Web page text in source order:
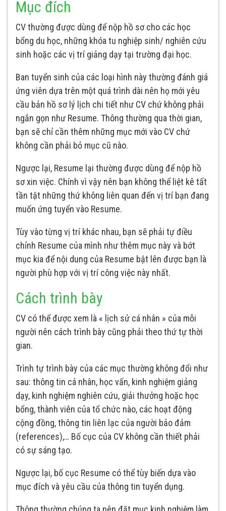
Mục đích
CV thường được dùng để nộp hồ sơ cho các học
bổng du học, những khóa tu nghiệp sinh/ nghiên cứu
sinh hoặc các vị trí giảng dạy tại trường đại học.
Ban tuyển sinh của các loại hình này thường đánh giá
ứng viên dựa trên một quá trình dài nên họ mới yêu
cầu bản hồ sơ lý lịch chi tiết như CV chứ không phải
ngắn gọn như Resume. Thông thường qua thời gian,
bạn sẽ chỉ cần thêm những mục mới vào CV chứ
không cần phải bỏ mục cũ nào.
Ngược lại, Resume lại thường được dùng để nộp hồ
sơ xin việc. Chính vì vậy nên bạn không thể liệt kê tất
tần tật những thứ không liên quan đến vị trí bạn đang
muốn ứng tuyển vào Resume.
Tùy vào từng vị trí khác nhau, bạn sẽ phải tự điều
chỉnh Resume của mình như thêm mục này và bớt
mục kia để nội dung của Resume bật lên được bạn là
người phù hợp với vị trí công việc này nhất.
Cách trình bày
CV có thể được xem là « lịch sử cá nhân » của mỗi
người nên cách trình bày cũng phải theo thứ tự thời
gian.
Trình tự trình bày của các mục thường không đổi như
sau: thông tin cá nhân, học vấn, kinh nghiệm giảng
dạy, kinh nghiệm nghiên cứu, giải thưởng hoặc học
bổng, thành viên của tổ chức nào, các hoạt động
cộng đồng, thông tin liên lạc của người bảo đảm
(references),… Bố cục của CV không cần thiết phải
có sự sáng tạo.
Ngược lại, bố cục Resume có thể tùy biến dựa vào
mục đích và yêu cầu của thông tin tuyển dụng.